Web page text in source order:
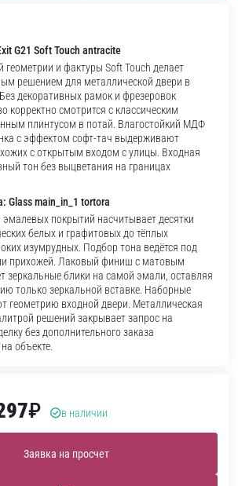
G21 Soft Touch antracite
геометрии и фактуры Soft Touch делает
решением для металлической двери в
декоративных рамок и фрезеровок
корректно смотрится с классическим
плинтусом в потай. Влагостойкий МДФ
с эффектом софт-тач выдерживают
с открытым входом с улицы. Входная
тон без выцветания на границах
Glass main_in_1 tortora
покрытий насчитывает десятки
белых и графитовых до тёплых
изумрудных. Подбор тона ведётся под
прихожей. Лаковый финиш с матовым
зеркальные блики на самой эмали, оставляя
только зеркальной вставке. Наборные
геометрию входной двери. Металлическая
решений закрывает запрос на
без дополнительного заказа
объекте.
₽ в наличии
Заявка на просчет